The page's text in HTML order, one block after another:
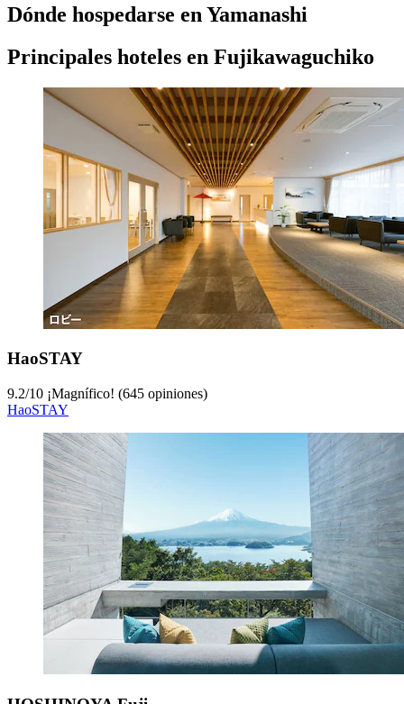
Dónde hospedarse en Yamanashi
Principales hoteles en Fujikawaguchiko
HaoSTAY
9.2/10 ¡Magnífico! (645 opiniones)
HaoSTAY